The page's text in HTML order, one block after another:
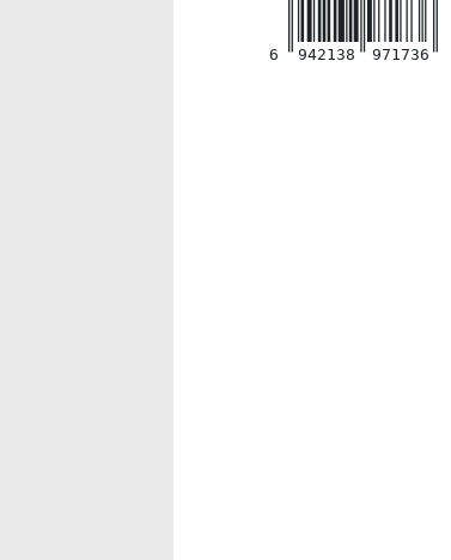
6 942138 971736